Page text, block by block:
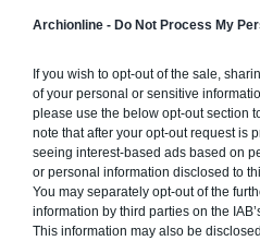
Archionline - Do Not Process My
If you wish to opt-out of the sale,
of your personal or sensitive
please use the below opt-out section
note that after your opt-out request is
seeing interest-based ads based on
or personal information disclosed to
You may separately opt-out of the
information by third parties on the
This information may also be
une réduction de 25% des
carbone, puis de 40% en
matériaux biosourcés.